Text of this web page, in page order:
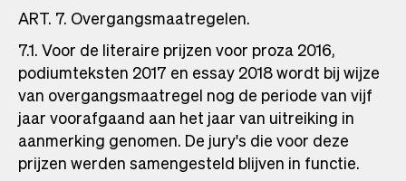
ART. 7. Overgangsmaatregelen.
7.1. Voor de literaire prijzen voor proza 2016,
podiumteksten 2017 en essay 2018 wordt bij wijze
van overgangsmaatregel nog de periode van vijf
jaar voorafgaand aan het jaar van uitreiking in
aanmerking genomen. De jury's die voor deze
prijzen werden samengesteld blijven in functie.